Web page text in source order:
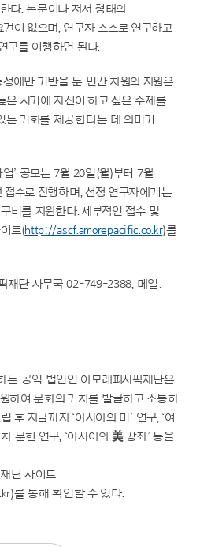
다. 논문이나 저서 형태의
이 없으며, 연구자 스스로 연구하고
구를 이행하면 된다.
에만 기반을 둔 민간 차원의 지원은
은 시기에 자신이 하고 싶은 주제를
는 기회를 제공한다는 데 의미가
’ 공모는 7월 20일(월)부터 7월
수로 진행하며, 선정 연구자에게는
비를 지원한다. 세부적인 접수 및
트(http://ascf.amorepacific.co.kr)를
재단 사무국 02-749-2388, 메일:
는 공익 법인인 아모레퍼시픽재단은
하여 문화의 가치를 발굴하고 소통하
후 지금까지 ‘아시아의 미’ 연구, ‘여
문헌 연구, ‘아시아의 美 강좌’ 등을
단 사이트
)를 통해 확인할 수 있다.